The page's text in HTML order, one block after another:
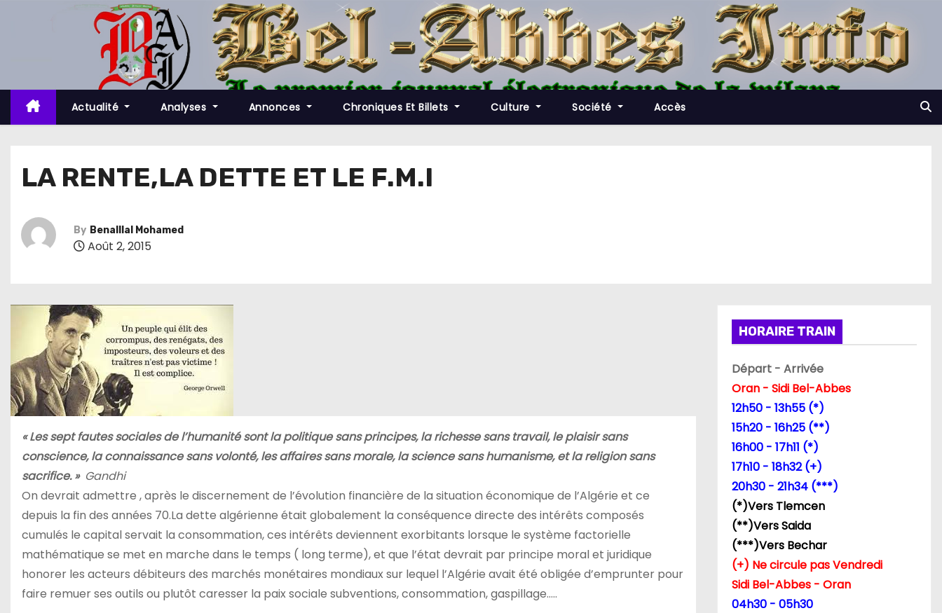
t
c
Actualité Analyses Annonces Chroniques Et Billets Culture Société Accès
LA RENTE,LA DETTE ET LE F.M.I
By Benalllal Mohamed
Août 2, 2015
« Les sept fautes sociales de l’humanité sont la politique sans principes, la richesse sans travail, le plaisir sans
conscience, la connaissance sans volonté, les affaires sans morale, la science sans humanisme, et la religion sans
sacrifice. » Gandhi
On devrait admettre , après le discernement de l’évolution financière de la situation économique de l’Algérie et ce
depuis la fin des années 70.La dette algérienne était globalement la conséquence directe des intérêts composés
cumulés le capital servait la consommation, ces intérêts deviennent exorbitants lorsque le système factorielle
mathématique se met en marche dans le temps ( long terme), et que l’état devrait par principe moral et juridique
honorer les acteurs débiteurs des marchés monétaires mondiaux sur lequel l’Algérie avait été obligée d’emprunter pour
faire remuer ses outils ou plutôt caresser la paix sociale subventions, consommation, gaspillage…..
HORAIRE TRAIN
Départ - Arrivée
Oran - Sidi Bel-Abbes
12h50 - 13h55 (*)
15h20 - 16h25 (**)
16h00 - 17h11 (*)
17h10 - 18h32 (+)
20h30 - 21h34 (***)
(*)Vers Tlemcen
(**)Vers Saida
(***)Vers Bechar
(+) Ne circule pas Vendredi
Sidi Bel-Abbes - Oran
04h30 - 05h30